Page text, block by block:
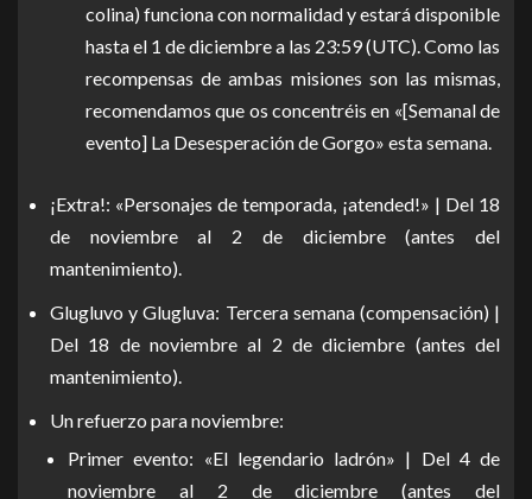
colina) funciona con normalidad y estará disponible
hasta el 1 de diciembre a las 23:59 (UTC). Como las
recompensas de ambas misiones son las mismas,
recomendamos que os concentréis en «[Semanal de
evento] La Desesperación de Gorgo» esta semana.
¡Extra!: «Personajes de temporada, ¡atended!» | Del 18
de noviembre al 2 de diciembre (antes del
mantenimiento).
Glugluvo y Glugluva: Tercera semana (compensación) |
Del 18 de noviembre al 2 de diciembre (antes del
mantenimiento).
Un refuerzo para noviembre:
Primer evento: «El legendario ladrón» | Del 4 de
noviembre al 2 de diciembre (antes del